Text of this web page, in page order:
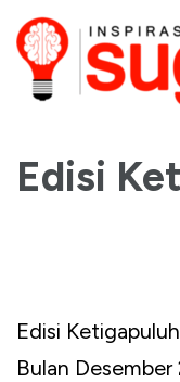
Lompat
ke
konten
Enter)
dan Solusi
Edisi
Edisi
Bulan Desember